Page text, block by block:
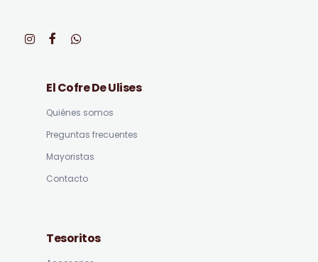
El Cofre De Ulises
Quiénes somos
Preguntas frecuentes
Mayoristas
Contacto
Tesoritos